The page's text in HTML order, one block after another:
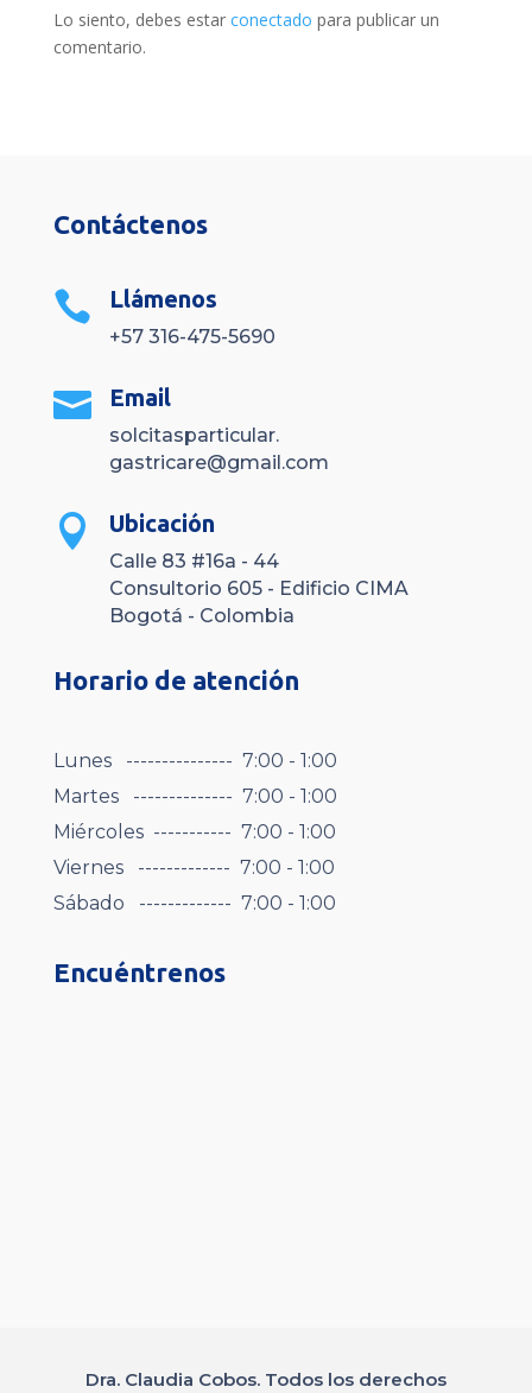
Lo siento, debes estar conectado para publicar un
comentario.
Contáctenos
 Llámenos
+57 316-475-5690
 Email
solcitasparticular.
gastricare@gmail.com
 Ubicación
Calle 83 #16a - 44
Consultorio 605 - Edificio CIMA
Bogotá - Colombia
Horario de atención
Lunes --------------- 7:00 - 1:00
Martes -------------- 7:00 - 1:00
Miércoles ----------- 7:00 - 1:00
Viernes ------------- 7:00 - 1:00
Sábado ------------- 7:00 - 1:00
Encuéntrenos
Dra. Claudia Cobos. Todos los derechos